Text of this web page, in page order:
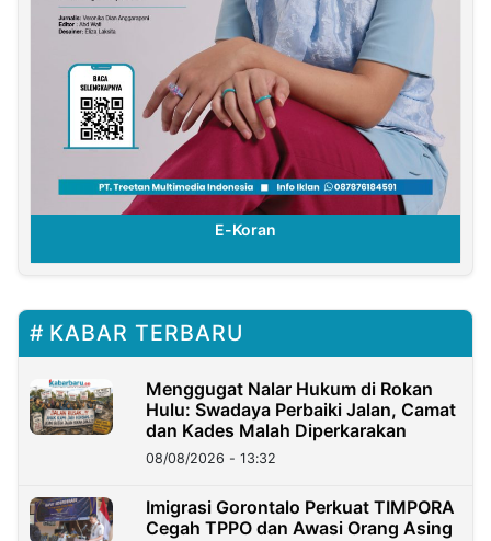
E-Koran
KABAR TERBARU
Menggugat Nalar Hukum di Rokan
Hulu: Swadaya Perbaiki Jalan, Camat
dan Kades Malah Diperkarakan
08/08/2026 - 13:32
Imigrasi Gorontalo Perkuat TIMPORA
Cegah TPPO dan Awasi Orang Asing